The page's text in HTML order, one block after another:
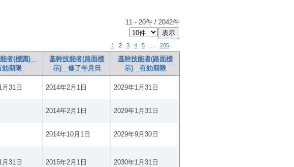
11- 20件 / 2042件
1 2 3 4 5 205
者(標識)
効期限
基幹技能者(路面標
示) 修了年月日
基幹技能者(路面標
示) 有効期限
31日 2014年2月1日 2029年1月31日
2014年2月1日 2029年1月31日
2014年10月1日 2029年9月30日
31日 2015年2月1日 2030年1月31日